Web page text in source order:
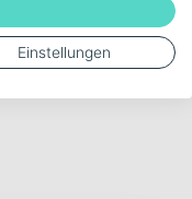
Einstellungen